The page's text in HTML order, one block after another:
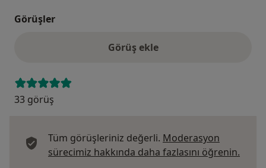
Görüşler
Görüş ekle
33 görüş
Tüm görüşleriniz değerli. Moderasyon
sürecimiz hakkında daha fazlasını öğrenin.